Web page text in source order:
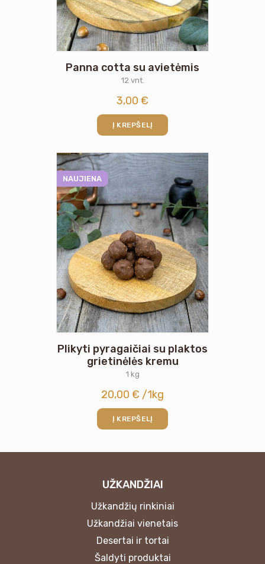
Panna cotta su avietėmis
12 vnt.
3,00 €
Į KREPŠELĮ
NAUJIENA
Plikyti pyragaičiai su plaktos
grietinėlės kremu
1 kg
20,00 € /1kg
Į KREPŠELĮ
UŽKANDŽIAI
Užkandžių rinkiniai
Užkandžiai vienetais
Desertai ir tortai
Šaldyti produktai